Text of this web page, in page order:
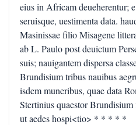
eius in Africam deueherentur;
seruisque, uestimenta data.
Masinissae filio Misagene
ab L. Paulo post deuictum
suis; nauigantem dispersa
Brundisium tribus nauibus
isdem muneribus, quae data
Stertinius quaestor Brundisium
ut aedes hospi<tio> * * * * *